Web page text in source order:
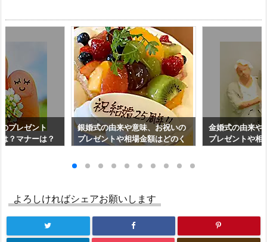
プレゼント
？マナーは？
銀婚式の由来や意味、お祝いの
プレゼントや相場金額はどのく
金婚式の由来や
プレゼントや相
よろしければシェアお願いします